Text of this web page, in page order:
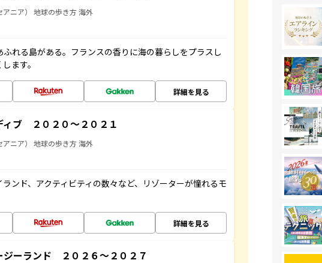
ニア） 地球の歩き方 海外
れる島がある。フランスの香りに海の暮らしをプラスし
ます。
詳細を見る
ブ ２０２０～２０２１
ニア） 地球の歩き方 海外
ンド、アクティビティの数々など、リゾーターが憧れるモ
詳細を見る
ーランド ２０２６～２０２７